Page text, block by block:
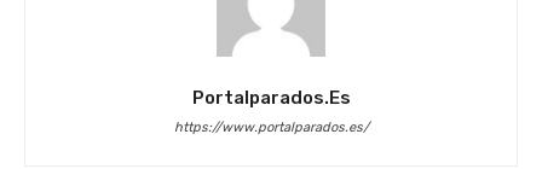
Portalparados.es
https://www.portalparados.es/